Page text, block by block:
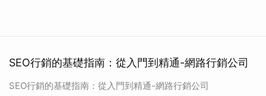
SEO行銷的基礎指南：從入門到精通-網路行銷公司
SEO行銷的基礎指南：從入門到精通-網路行銷公司